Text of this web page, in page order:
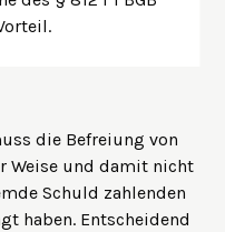
die Befreiung von
Weise und damit nicht
Schuld zahlenden
haben. Entscheidend